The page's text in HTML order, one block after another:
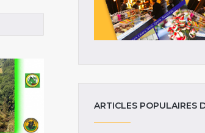
ARTICLES POPULAIRES